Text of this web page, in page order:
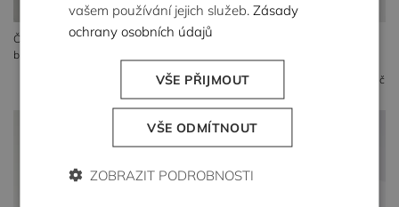
Černé rukavice z vlny teddy
bear
1 269 Kč
Béžové rukavice z vlny teddy
1 779 Kč
vašem používání jejich služeb.Zásady
ochrany osobních údajů
VŠE PŘIJMOUT
VŠE ODMÍTNOUT
ZOBRAZIT PODROBNOSTI